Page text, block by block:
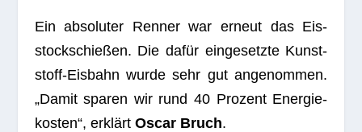
Ein abso­lu­ter Ren­ner war erneut das Eis­
stock­schie­ßen. Die dafür ein­ge­setzte Kunst­
stoff-Eis­bahn wurde sehr gut ange­nom­men.
„Damit spa­ren wir rund 40 Pro­zent Ener­gie­
kos­ten“, erklärt Oscar Bruch.